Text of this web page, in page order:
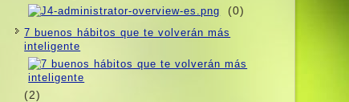
(0)
7 buenos hábitos que te volverán más
inteligente
(2)